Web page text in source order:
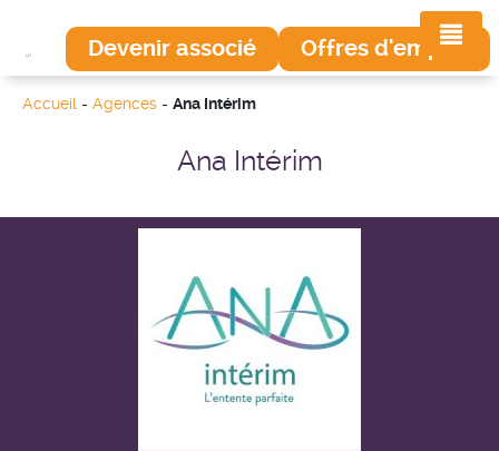
Devenir associé Offres d'emploi
Ana Intérim
Accueil - Agences - Ana Intérim